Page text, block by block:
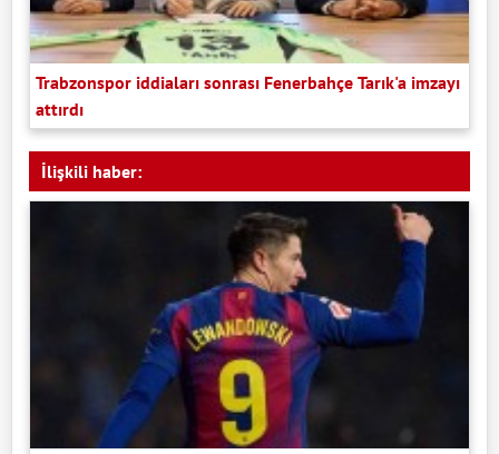
Trabzonspor iddiaları sonrası Fenerbahçe Tarık'a imzayı
attırdı
İlişkili haber: